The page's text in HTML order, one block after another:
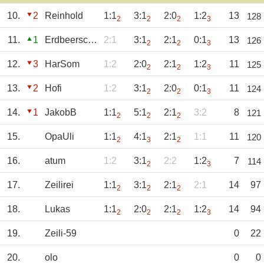
10. 2 Reinhold 1:12 3:12 2:02 1:23 13 128
11. 1 Erdbeerschorsch 2:1 3:12 2:12 0:13 13 126
12. 3 HarSom 1:2 2:02 2:12 1:23 11 125
13. 2 Hofi 1:2 3:12 2:02 0:13 11 124
14. 1 JakobB 1:12 5:12 2:12 3:2 8 121
15. OpaUli 1:12 4:13 2:12 1:1 11 120
16. atum 1:2 3:12 2:2 1:23 7 114
17. Zeilirei 1:12 3:12 2:12 2:1 14 97
18. Lukas 1:12 2:02 2:12 1:23 14 94
19. Zeili-59 0 22
20. olo 0 0